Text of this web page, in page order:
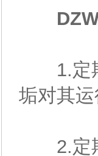
1.定期
垢对其
2.定期